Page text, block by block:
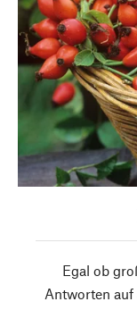
Egal ob
Antworten auf